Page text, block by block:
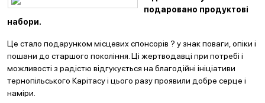
подаровано продуктові
набори.
Це стало подарунком місцевих спонсорів ? у знак поваги, опіки і
пошани до старшого покоління. Ці жертводавці при потребі і
можливості з радістю відгукується на благодійні ініціативи
тернопільського Карітасу і цього разу проявили добре серце і
наміри.